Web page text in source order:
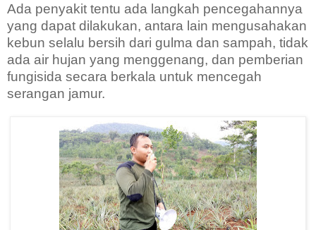
Ada penyakit tentu ada langkah pencegahannya
yang dapat dilakukan, antara lain mengusahakan
kebun selalu bersih dari gulma dan sampah, tidak
ada air hujan yang menggenang, dan pemberian
fungisida secara berkala untuk mencegah
serangan jamur.